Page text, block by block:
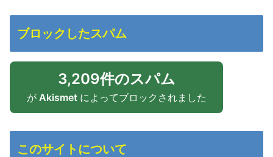
ブロックしたスパム
3,209件のスパム
が Akismetによってブロックされました
このサイトについて